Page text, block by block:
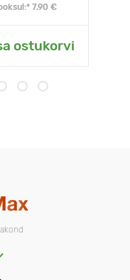
7.90 €
ostukorvi